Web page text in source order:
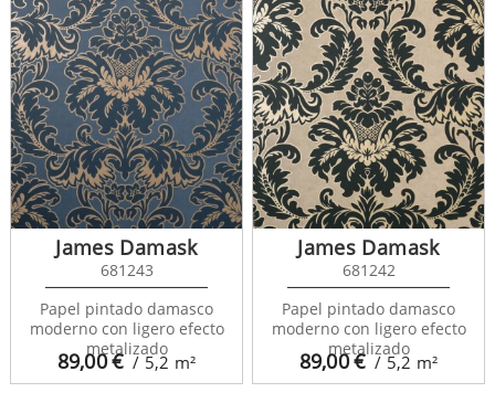
89,00€ / 5,2 m²
James Damask
681243
Papel pintado damasco
moderno con ligero efecto
metalizado
89,00€ / 5,2 m²
James Damask
681242
Papel pintado damasco
moderno con ligero efecto
metalizado